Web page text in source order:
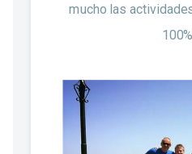
mucho las